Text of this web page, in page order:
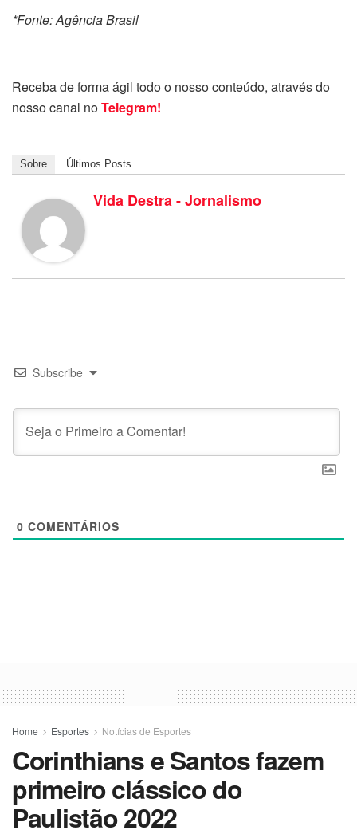
*Fonte: Agência Brasil
Receba de forma ágil todo o nosso conteúdo, através do
nosso canal noTelegram!
Sobre Últimos Posts
Vida Destra - Jornalismo
Subscribe
0 COMENTÁRIOS
Home Esportes Notícias de Esportes
Corinthians e Santos fazem
primeiro clássico do
Paulistão 2022